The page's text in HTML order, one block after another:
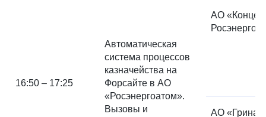
16:50 – 17:25
Автоматическая
система процессов
казначейства на
Форсайте в АО
«Росэнергоатом».
Вызовы и
АО
АО